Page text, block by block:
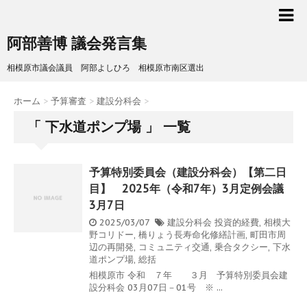
阿部善博 議会発言集
相模原市議会議員 阿部よしひろ 相模原市南区選出
ホーム > 予算審査 > 建設分科会 >
「 下水道ポンプ場 」 一覧
予算特別委員会（建設分科会）【第二日
目】 2025年（令和7年）3月定例会議
3月7日
2025/03/07 建設分科会 投資的経費, 相模大
野コリドー, 橋りょう長寿命化修繕計画, 町田市周
辺の再開発, コミュニティ交通, 乗合タクシー, 下水
道ポンプ場, 総括
相模原市 令和 ７年 ３月 予算特別委員会建
設分科会 03月07日－01号 ※ ...